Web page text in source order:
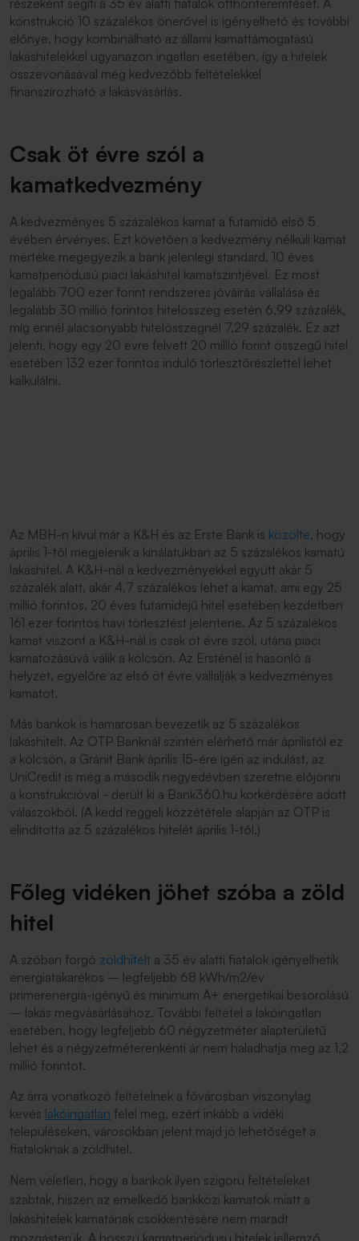
részeként segíti a 35 év alatti fiatalok otthonteremtését. A
konstrukció 10 százalékos önerővel is igényelhető és további
előnye, hogy kombinálható az állami kamattámogatású
lakáshitelekkel ugyanazon ingatlan esetében, így a hitelek
összevonásával még kedvezőbb feltételekkel
finanszírozható a lakásvásárlás.
Csak öt évre szól a
kamatkedvezmény
A kedvezményes 5 százalékos kamat a futamidő első 5
évében érvényes. Ezt követően a kedvezmény nélküli kamat
mértéke megegyezik a bank jelenlegi standard, 10 éves
kamatperiódusú piaci lakáshitel kamatszintjével. Ez most
legalább 700 ezer forint rendszeres jóváírás vállalása és
legalább 30 millió forintos hitelösszeg esetén 6,99 százalék,
míg ennél alacsonyabb hitelösszegnél 7,29 százalék. Ez azt
jelenti, hogy egy 20 évre felvett 20 millió forint összegű hitel
esetében 132 ezer forintos induló törlesztőrészlettel lehet
kalkulálni.
Az MBH-n kívül már a K&H és az Erste Bank is közölte, hogy
április 1-től megjelenik a kínálatukban az 5 százalékos kamatú
lakáshitel. A K&H-nál a kedvezményekkel együtt akár 5
százalék alatt, akár 4,7 százalékos lehet a kamat, ami egy 25
millió forintos, 20 éves futamidejű hitel esetében kezdetben
161 ezer forintos havi törlesztést jelentene. Az 5 százalékos
kamat viszont a K&H-nál is csak öt évre szól, utána piaci
kamatozásúvá válik a kölcsön. Az Ersténél is hasonló a
helyzet, egyelőre az első öt évre vállalják a kedvezményes
kamatot.
Más bankok is hamarosan bevezetik az 5 százalékos
lakáshitelt. Az OTP Banknál szintén elérhető már áprilistól ez
a kölcsön, a Gránit Bank április 15-ére ígéri az indulást, az
UniCredit is még a második negyedévben szeretne előjönni
a konstrukcióval - derült ki a Bank360.hu körkérdésére adott
válaszokból. (A kedd reggeli közzététele alapján az OTP is
elindította az 5 százalékos hitelét április 1-től.)
Főleg vidéken jöhet szóba a zöld
hitel
A szóban forgó zöldhitelt a 35 év alatti fiatalok igényelhetik
energiatakarékos – legfeljebb 68 kWh/m2/év
primerenergia-igényű és minimum A+ energetikai besorolású
– lakás megvásárlásához. További feltétel a lakóingatlan
esetében, hogy legfeljebb 60 négyzetméter alapterületű
lehet és a négyzetméterenkénti ár nem haladhatja meg az 1,2
millió forintot.
Az árra vonatkozó feltételnek a fővárosban viszonylag
kevés lakóingatlan felel meg, ezért inkább a vidéki
településeken, városokban jelent majd jó lehetőséget a
fiataloknak a zöldhitel.
Nem véletlen, hogy a bankok ilyen szigorú feltételeket
szabtak, hiszen az emelkedő bankközi kamatok miatt a
lakáshitelek kamatának csökkentésére nem maradt
mozgásterük. A hosszú kamatperiódusú hitelek jellemző